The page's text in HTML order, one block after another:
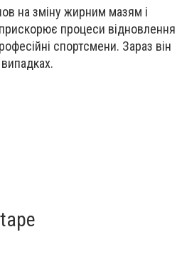
на зміну жирним мазям і
процеси відновлення
спортсмени. Зараз він